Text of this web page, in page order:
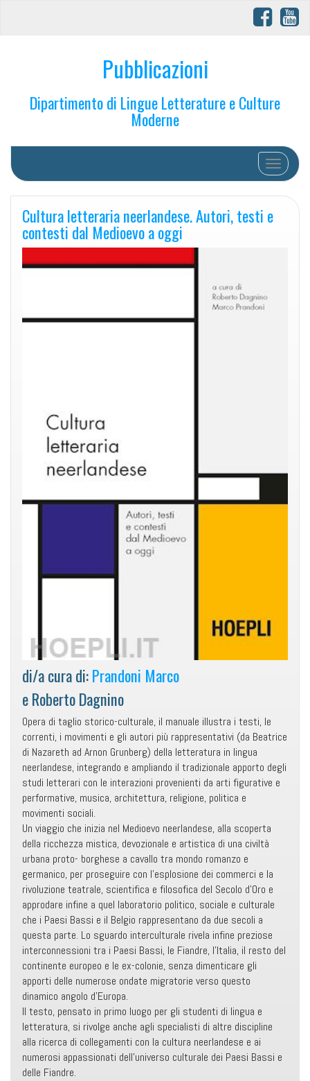
Pubblicazioni
Dipartimento di Lingue Letterature e Culture
Moderne
Toggle
Cultura letteraria neerlandese. Autori, testi e
contesti dal Medioevo a oggi
di/a cura di:Prandoni Marco
e Roberto Dagnino
Opera di taglio storico-culturale, il manuale illustra i testi, le
correnti, i movimenti e gli autori più rappresentativi (da Beatrice
di Nazareth ad Arnon Grunberg) della letteratura in lingua
neerlandese, integrando e ampliando il tradizionale apporto degli
studi letterari con le interazioni provenienti da arti figurative e
performative, musica, architettura, religione, politica e
movimenti sociali.
Un viaggio che inizia nel Medioevo neerlandese, alla scoperta
della ricchezza mistica, devozionale e artistica di una civiltà
urbana proto- borghese a cavallo tra mondo romanzo e
germanico, per proseguire con l’esplosione dei commerci e la
rivoluzione teatrale, scientifica e filosofica del Secolo d’Oro e
approdare infine a quel laboratorio politico, sociale e culturale
che i Paesi Bassi e il Belgio rappresentano da due secoli a
questa parte. Lo sguardo interculturale rivela infine preziose
interconnessioni tra i Paesi Bassi, le Fiandre, l’Italia, il resto del
continente europeo e le ex-colonie, senza dimenticare gli
apporti delle numerose ondate migratorie verso questo
dinamico angolo d’Europa.
Il testo, pensato in primo luogo per gli studenti di lingua e
letteratura, si rivolge anche agli specialisti di altre discipline
alla ricerca di collegamenti con la cultura neerlandese e ai
numerosi appassionati dell’universo culturale dei Paesi Bassi e
delle Fiandre.